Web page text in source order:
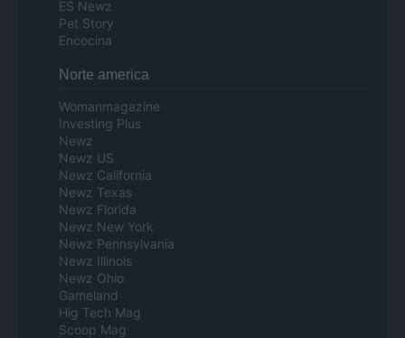
ES Newz
Pet Story
Encocina
Norte america
Womanmagazine
Investing Plus
Newz
Newz US
Newz California
Newz Texas
Newz Florida
Newz New York
Newz Pennsylvania
Newz Illinois
Newz Ohio
Gameland
Hig Tech Mag
Scoop Mag